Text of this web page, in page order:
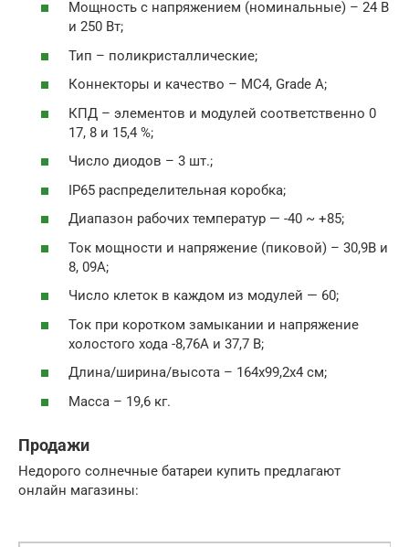
Мощность с напряжением (номинальные) – 24 В
и 250 Вт;
Тип – поликристаллические;
Коннекторы и качество – MC4, Grade A;
КПД – элементов и модулей соответственно 0
17, 8 и 15,4 %;
Число диодов – 3 шт.;
IP65 распределительная коробка;
Диапазон рабочих температур — -40 ~ +85;
Ток мощности и напряжение (пиковой) – 30,9В и
8, 09А;
Число клеток в каждом из модулей — 60;
Ток при коротком замыкании и напряжение
холостого хода -8,76А и 37,7 В;
Длина/ширина/высота – 164х99,2х4 см;
Масса – 19,6 кг.
Продажи
Недорого солнечные батареи купить предлагают
онлайн магазины: